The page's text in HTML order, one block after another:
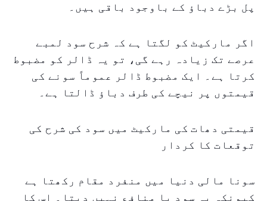
پل بڑے دباؤ کے باوجود باقی ہیں۔
اگر مارکیٹ کو لگتا ہے کہ شرح سود لمبے
عرصے تک زیادہ رہے گی، تو یہ ڈالر کو مضبوط
کرتا ہے۔ ایک مضبوط ڈالر عموماً سونے کی
قیمتوں پر نیچے کی طرف دباؤ ڈالتا ہے۔
قیمتی دھات کی مارکیٹ میں سود کی شرح کی
توقعات کا کردار
سونا مالی دنیا میں منفرد مقام رکھتا ہے
کیونکہ یہ سود یا منافع نہیں دیتا۔ اس کا